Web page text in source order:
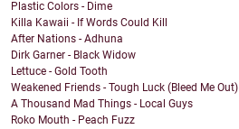
Plastic Colors - Dime
Killa Kawaii - If Words Could Kill
After Nations - Adhuna
Dirk Garner - Black Widow
Lettuce - Gold Tooth
Weakened Friends - Tough Luck (Bleed Me Out)
A Thousand Mad Things - Local Guys
Roko Mouth - Peach Fuzz